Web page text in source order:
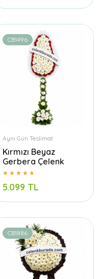
CB1496
Aynı Gün Teslimat
Kırmızı Beyaz
Gerbera Çelenk
5.099 TL
CB1886